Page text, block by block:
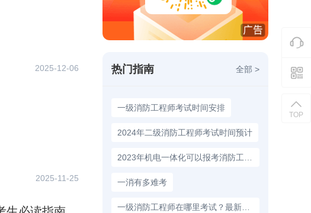
2025-12-06
2025-11-25
热门指南 全部 >
一级消防工程师考试时间安排
2024年二级消防工程师考试时间预计
一消有多难考
TOP